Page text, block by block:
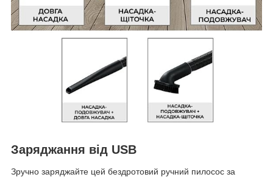
Заряджання від USB
Зручно заряджайте цей бездротовий ручний пилосос за